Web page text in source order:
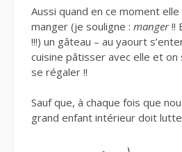
Aussi quand en ce moment
manger (je souligne : manger!!
!!!) un gâteau – au yaourt
cuisine pâtisser avec elle et
se régaler !!
Sauf que, à chaque fois que
grand enfant intérieur doit